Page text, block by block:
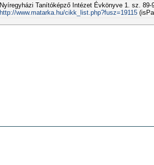
Nyíregyházi Tanítóképző Intézet Évkönyve 1. sz. 89-
http://www.matarka.hu/cikk_list.php?fusz=19115